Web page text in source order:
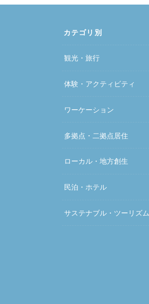
カテゴリ別
観光・旅行
体験・アクティビティ
ワーケーション
多拠点・二拠点居住
ローカル・地方創生
民泊・ホテル
サステナブル・ツーリズム